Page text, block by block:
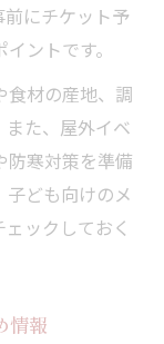
にチケット予
ントです。
食材の産地、調
た、屋外イベ
防寒対策を準備
子ども向けのメ
ックしておく
情報